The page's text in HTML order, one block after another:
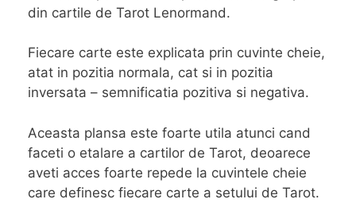
din cartile de Tarot Lenormand.
Fiecare carte este explicata prin cuvinte cheie,
atat in pozitia normala, cat si in pozitia
inversata – semnificatia pozitiva si negativa.
Aceasta plansa este foarte utila atunci cand
faceti o etalare a cartilor de Tarot, deoarece
aveti acces foarte repede la cuvintele cheie
care definesc fiecare carte a setului de Tarot.